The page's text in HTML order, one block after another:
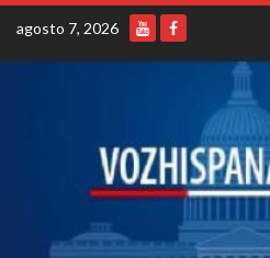
Skip
content
agosto 7, 2026